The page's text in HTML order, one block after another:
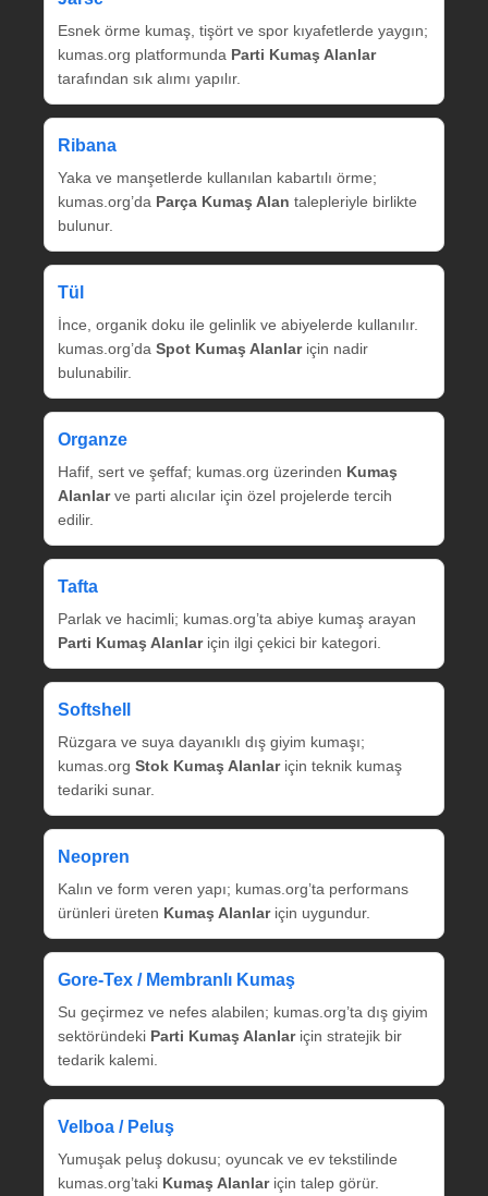
Esnek örme kumaş, tişört ve spor kıyafetlerde yaygın;
kumas.org platformunda Parti Kumaş Alanlar
tarafından sık alımı yapılır.
Ribana
Yaka ve manşetlerde kullanılan kabartılı örme;
kumas.org’da Parça Kumaş Alan talepleriyle birlikte
bulunur.
Tül
İnce, organik doku ile gelinlik ve abiyelerde kullanılır.
kumas.org’da Spot Kumaş Alanlariçin nadir
bulunabilir.
Organze
Hafif, sert ve şeffaf; kumas.org üzerinden Kumaş
Alanlarve parti alıcılar için özel projelerde tercih
edilir.
Tafta
Parlak ve hacimli; kumas.org’ta abiye kumaş arayan
Parti Kumaş Alanlariçin ilgi çekici bir kategori.
Softshell
Rüzgara ve suya dayanıklı dış giyim kumaşı;
kumas.org Stok Kumaş Alanlariçin teknik kumaş
tedariki sunar.
Neopren
Kalın ve form veren yapı; kumas.org’ta performans
ürünleri üreten Kumaş Alanlariçin uygundur.
Gore‑Tex / Membranlı Kumaş
Su geçirmez ve nefes alabilen; kumas.org’ta dış giyim
sektöründeki Parti Kumaş Alanlariçin stratejik bir
tedarik kalemi.
Velboa / Peluş
Yumuşak peluş dokusu; oyuncak ve ev tekstilinde
kumas.org’taki Kumaş Alanlariçin talep görür.